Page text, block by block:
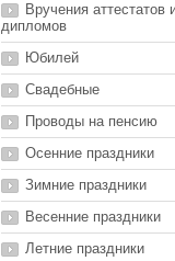
Вручения аттестатов
дипломов
Юбилей
Свадебные
Проводы на пенсию
Осенние праздники
Зимние праздники
Весенние праздники
Летние праздники